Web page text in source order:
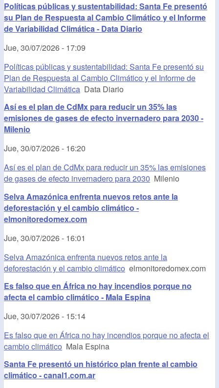
Políticas públicas y sustentabilidad: Santa Fe presentó
su Plan de Respuesta al Cambio Climático y el Informe
de Variabilidad Climática - Data Diario
Jue, 30/07/2026 - 17:09
Políticas públicas y sustentabilidad: Santa Fe presentó su
Plan de Respuesta al Cambio Climático y el Informe de
Variabilidad Climática Data Diario
Así es el plan de CdMx para reducir un 35% las
emisiones de gases de efecto invernadero para 2030 -
Milenio
Jue, 30/07/2026 - 16:20
Así es el plan de CdMx para reducir un 35% las emisiones
de gases de efecto invernadero para 2030 Milenio
Selva Amazónica enfrenta nuevos retos ante la
deforestación y el cambio climático -
elmonitoredomex.com
Jue, 30/07/2026 - 16:01
Selva Amazónica enfrenta nuevos retos ante la
deforestación y el cambio climático elmonitoredomex.com
Es falso que en África no hay incendios porque no
afecta el cambio climático - Mala Espina
Jue, 30/07/2026 - 15:14
Es falso que en África no hay incendios porque no afecta el
cambio climático Mala Espina
Santa Fe presentó un histórico plan frente al cambio
climático - canal1.com.ar